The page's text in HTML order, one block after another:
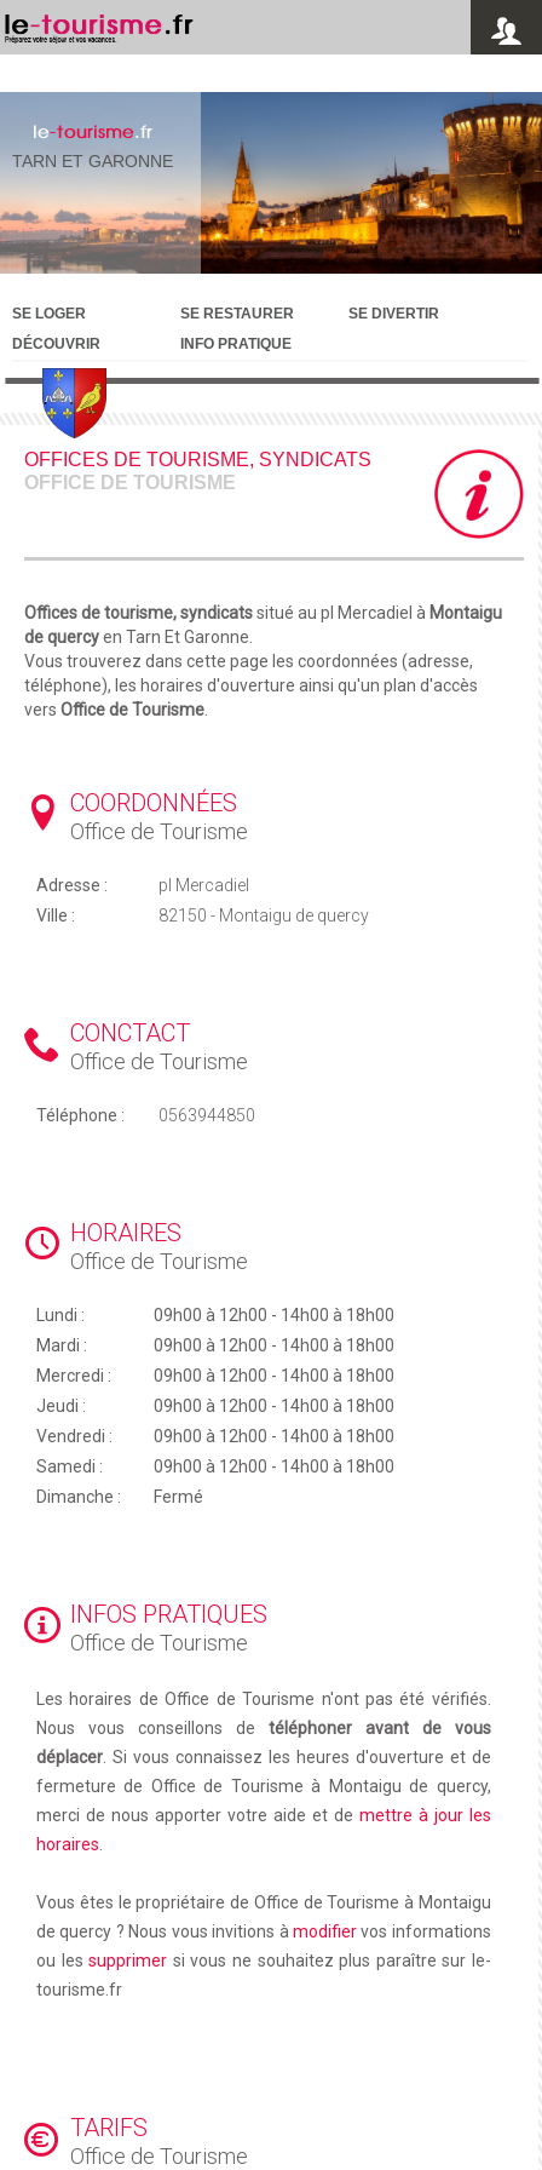
le-tourisme.fr
TARN ET GARONNE
SE LOGER SE RESTAURER
SE DIVERTIR
DÉCOUVRIR
INFO PRATIQUE
OFFICES DE TOURISME, SYNDICATS
OFFICE DE TOURISME
Offices de tourisme, syndicatssitué au pl Mercadiel à Montaigu
de quercyen Tarn Et Garonne.
Vous trouverez dans cette page les coordonnées (adresse,
téléphone), les horaires d'ouverture ainsi qu'un plan d'accès
vers Office de Tourisme.
COORDONNÉES
Office de Tourisme
Adresse :
pl Mercadiel
Ville :
82150 - Montaigu de quercy
CONCTACT
Office de Tourisme
Téléphone : 0563944850
HORAIRES
Office de Tourisme
Lundi :
09h00 à 12h00 - 14h00 à 18h00
Mardi :
09h00 à 12h00 - 14h00 à 18h00
Mercredi :
09h00 à 12h00 - 14h00 à 18h00
Jeudi :
09h00 à 12h00 - 14h00 à 18h00
Vendredi :
09h00 à 12h00 - 14h00 à 18h00
Samedi :
09h00 à 12h00 - 14h00 à 18h00
Dimanche :
Fermé
INFOS PRATIQUES
Office de Tourisme
Les horaires de Office de Tourisme n'ont pas été vérifiés.
Nous vous conseillons de téléphoner avant de vous
déplacer. Si vous connaissez les heures d'ouverture et de
fermeture de Office de Tourisme à Montaigu de quercy,
merci de nous apporter votre aide et de mettre à jour les
horaires.
Vous êtes le propriétaire de Office de Tourisme à Montaigu
de quercy ? Nous vous invitions àmodifiervos informations
ou lessupprimer si vous ne souhaitez plus paraître sur le-
tourisme.fr
TARIFS
Office de Tourisme